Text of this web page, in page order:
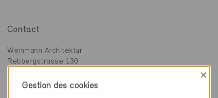
Contact
Weinmann Architektur
Rebbergstrasse 130
Gestion des cookies
×